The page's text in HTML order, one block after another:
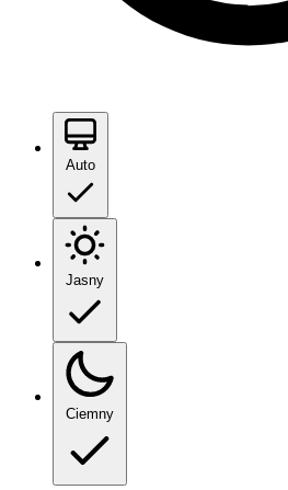
Auto
Jasny
Ciemny